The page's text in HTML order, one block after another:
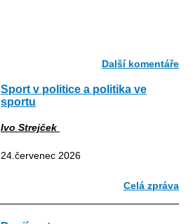
Další komentáře
Sport v politice a politika ve
sportu
Ivo Strejček
24.červenec 2026
Celá zpráva